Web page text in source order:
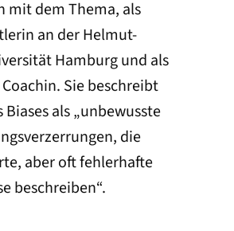
mit dem Thema, als
an der Helmut-
Hamburg und als
Sie beschreibt
als „unbewusste
die
aber oft fehlerhafte
beschreiben“.